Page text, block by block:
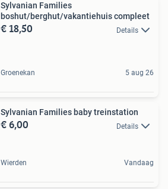
Sylvanian Families
boshut/berghut/vakantiehuis compleet
€ 18,50 Details
Groenekan 5 aug 26
Sylvanian Families baby treinstation
€ 6,00 Details
Wierden Vandaag